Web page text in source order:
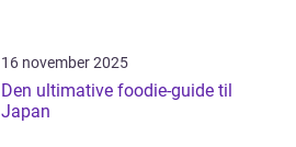
16 november 2025
Den ultimative foodie-guide til
Japan